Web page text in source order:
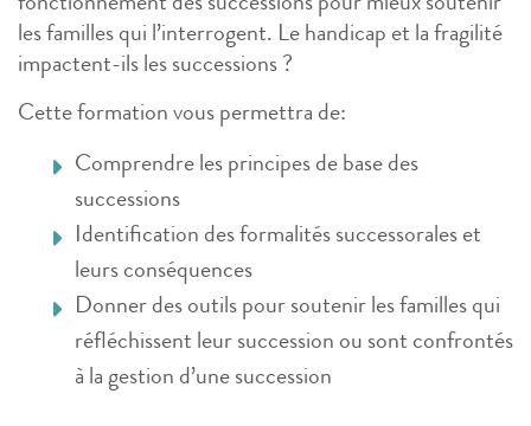
fonctionnement des successions pour mieux soutenir
les familles qui l’interrogent. Le handicap et la fragilité
impactent-ils les successions ?
Cette formation vous permettra de:
Comprendre les principes de base des
successions
Identification des formalités successorales et
leurs conséquences
Donner des outils pour soutenir les familles qui
réfléchissent leur succession ou sont confrontés
à la gestion d’une succession